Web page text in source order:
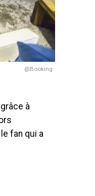
@Booking
à
fan qui a